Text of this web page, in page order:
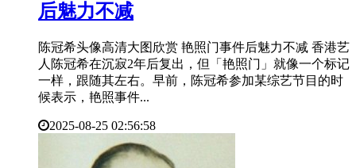
后魅力不减
陈冠希头像高清大图欣赏 艳照门事件后魅力不减 香港艺
人陈冠希在沉寂2年后复出，但「艳照门」就像一个标记
一样，跟随其左右。早前，陈冠希参加某综艺节目的时
候表示，艳照事件...
2025-08-25 02:56:58